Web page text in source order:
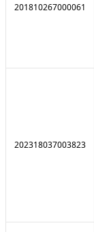
201810267000061
202318037003823